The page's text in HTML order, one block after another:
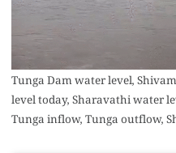
Tunga Dam water level,
level today, Sharavathi water
Tunga inflow, Tunga outflow,